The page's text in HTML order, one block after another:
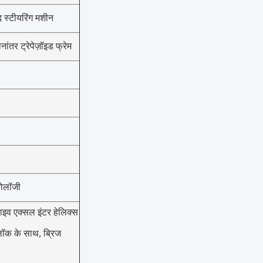
मशीन
ट्रेपेज़ॉइड फ्रेम
एक्सल इंटर हेलिक्स
के साथ, ब्रिज